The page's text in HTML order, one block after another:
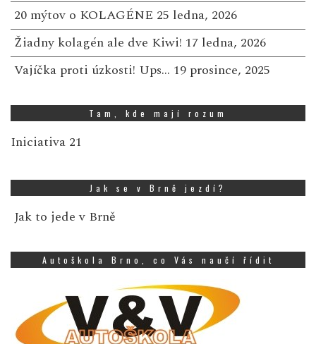
20 mýtov o KOLAGÉNE 25 ledna, 2026
Žiadny kolagén ale dve Kiwi! 17 ledna, 2026
Vajíčka proti úzkosti! Ups… 19 prosince, 2025
Tam, kde mají rozum
Iniciativa 21
Jak se v Brně jezdí?
Jak to jede v Brně
Autoškola Brno, co Vás naučí řídit